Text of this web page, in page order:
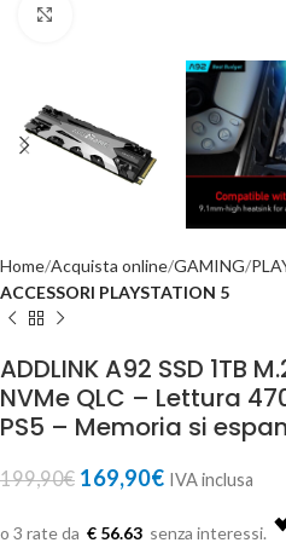
Home Acquista online GAMING
ACCESSORI PLAYSTATION 5
ADDLINK A92 SSD 1TB
NVMe QLC – Lettura
PS5 – Memoria si
199,90€ 169,90€ IVA inclusa
€ 56.63